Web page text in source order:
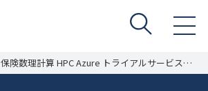
保険数理計算 HPC Azure トライアルサービス開
始